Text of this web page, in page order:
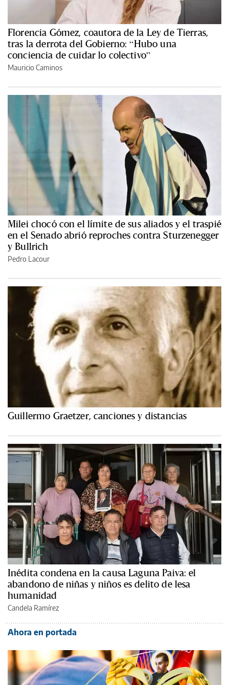
Florencia Gómez, coautora de la Ley de Tierras,
tras la derrota del Gobierno: “Hubo una
conciencia de cuidar lo colectivo”
Mauricio Caminos
Milei chocó con el límite de sus aliados y el traspié
en el Senado abrió reproches contra Sturzenegger
y Bullrich
Pedro Lacour
Guillermo Graetzer, canciones y distancias
Inédita condena en la causa Laguna Paiva: el
abandono de niñas y niños es delito de lesa
humanidad
Candela Ramírez
Ahora en portada